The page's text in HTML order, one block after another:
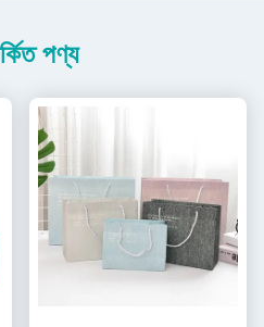
পণ্য